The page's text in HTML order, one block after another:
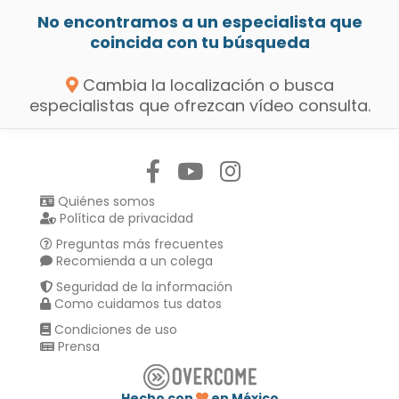
No encontramos a un especialista que
coincida con tu búsqueda
Cambia la localización o busca
especialistas que ofrezcan vídeo consulta.
Quiénes somos
Política de privacidad
Preguntas más frecuentes
Recomienda a un colega
Seguridad de la información
Como cuidamos tus datos
Condiciones de uso
Prensa